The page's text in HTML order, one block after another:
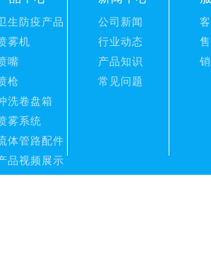
生防疫产品
雾机
嘴
枪
洗卷盘箱
雾系统
体管路配件
品视频展示
公司新闻
行业动态
产品知识
常见问题